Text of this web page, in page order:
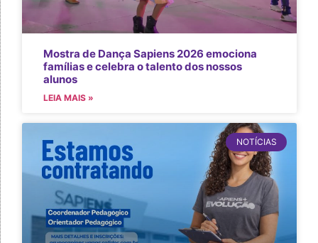
Mostra de Dança Sapiens 2026 emociona
famílias e celebra o talento dos nossos
alunos
LEIA MAIS »
NOTÍCIAS